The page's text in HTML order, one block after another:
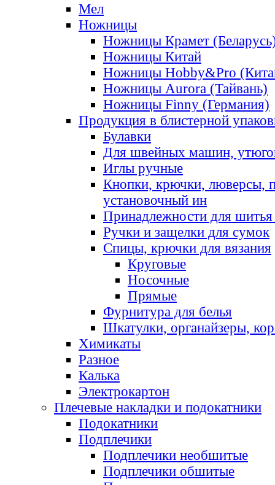
Мел
Ножницы
Ножницы Крамет
Ножницы Китай
Ножницы Hobby&Pro
Ножницы Aurora (Тайвань)
Ножницы Finny (Германия)
Продукция в блистерной
Булавки
Для швейных машин,
Иглы ручные
Кнопки, крючки, люверсы,
установочный ин
Принадлежности для шитья
Ручки и защелки для сумок
Спицы, крючки для вязания
Круговые
Носочные
Прямые
Фурнитура для белья
Шкатулки, органайзеры,
Химикаты
Разное
Калька
Электрокартон
Плечевые накладки и подокатники
Подокатники
Подплечики
Подплечики необшитые
Подплечики обшитые